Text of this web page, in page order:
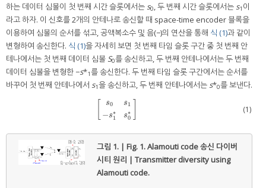
하는 데이터 심볼이 첫 번째 시간 슬롯에서는s0, 두 번째 시간 슬롯에서는s1 이
라고 하자. 이 신호를 2개의 안테나로 송신할 때 space-time encoder 블록을
이용하여 심볼의 순서를 섞고, 공액복소수 및 음(−)의 연산을 통해 식 (1)과 같이
변형하여 송신한다. 식 (1)을 자세히 보면 첫 번째 타임 슬롯 구간 중 첫 번째 안
테나에서는 첫 번째 데이터 심볼 S0를 송신하고, 두 번째 안테나에서는 두 번째
데이터 심볼을 변형한 −s*1를 송신한다. 두 번째 타임 슬롯 구간에서는 순서를
바꾸어 첫 번째 안테나에서 s1을 송신하고, 두 번째 안테나에서는s*0를 보낸다.
s0
−s∗
1
s1
s∗
0
s1 * (1)
그림 1. | Fig. 1.Alamouti code 송신 다이버
시티 원리 | Transmitter diversity using
Alamouti code.